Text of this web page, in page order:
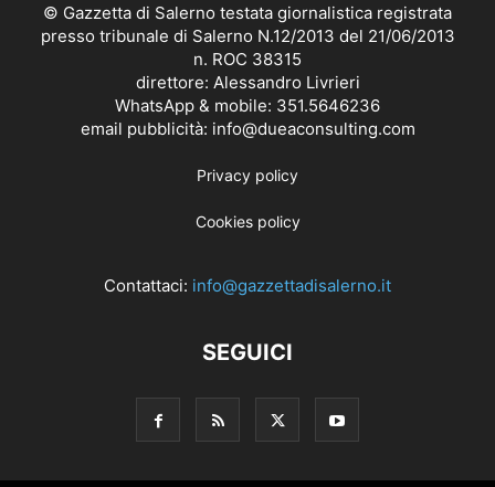
© Gazzetta di Salerno testata giornalistica registrata
presso tribunale di Salerno N.12/2013 del 21/06/2013
n. ROC 38315
direttore: Alessandro Livrieri
WhatsApp & mobile: 351.5646236
email pubblicità: info@dueaconsulting.com
Privacy policy
Cookies policy
Contattaci: info@gazzettadisalerno.it
SEGUICI